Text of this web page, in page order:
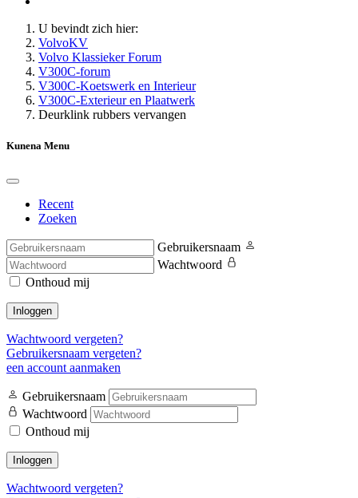
U bevindt zich hier:
VolvoKV
Volvo Klassieker Forum
V300C-forum
V300C-Koetswerk en Interieur
V300C-Exterieur en Plaatwerk
Deurklink rubbers vervangen
Kunena Menu
Recent
Zoeken
Gebruikersnaam
Wachtwoord
Onthoud mij
Inloggen
Wachtwoord vergeten?
Gebruikersnaam vergeten?
een account aanmaken
Gebruikersnaam
Wachtwoord
Onthoud mij
Inloggen
Wachtwoord vergeten?